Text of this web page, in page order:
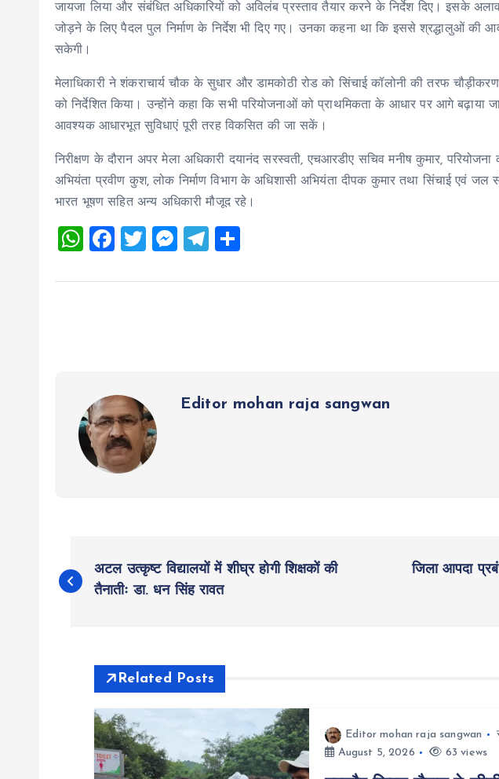
जायजा लिया और संबंधित अधिकारियों को अविलंब प्रस्ताव तैयार करने के निर्देश दिए। इसके
जोड़ने के लिए पैदल पुल निर्माण के निर्देश भी दिए गए। उनका कहना था कि इससे श्रद्धालुओं की
सकेगी।
मेलाधिकारी ने शंकराचार्य चौक के सुधार और डामकोठी रोड को सिंचाई कॉलोनी की तरफ
को निर्देशित किया। उन्होंने कहा कि सभी परियोजनाओं को प्राथमिकता के आधार पर आगे बढ़ाया
आवश्यक आधारभूत सुविधाएं पूरी तरह विकसित की जा सकें।
निरीक्षण के दौरान अपर मेला अधिकारी दयानंद सरस्वती, एचआरडीए सचिव मनीष कुमार, परियोजना
अभियंता प्रवीण कुश, लोक निर्माण विभाग के अधिशासी अभियंता दीपक कुमार तथा सिंचाई एवं जल
भारत भूषण सहित अन्य अधिकारी मौजूद रहे।
W
at
F
ce
k
T
tt
M
se
T
e
a
Editor mohan raja sangwan
o
अटल उत्कृष्ट विद्यालयों में शीघ्र होगी शिक्षकों की
तैनातीः डा. धन सिंह रावत
जिला आपदा
Related Posts
Editor mohan raja sangwan
August 5, 2026
63 views